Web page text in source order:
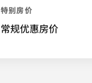
特别房价
常规优惠房价